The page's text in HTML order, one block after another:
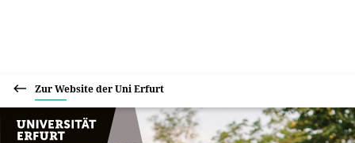
Zur Website der Uni Erfurt